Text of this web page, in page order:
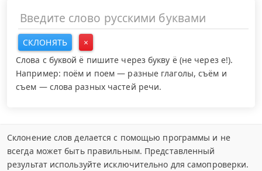
СКЛОНЯТЬ
×
Слова с буквой ё пишите через букву ё (не через е!).
Например: поём и поем — разные глаголы, съём и
съем — слова разных частей речи.
Склонение слов делается с помощью программы и не
всегда может быть правильным. Представленный
результат используйте исключительно для самопроверки.